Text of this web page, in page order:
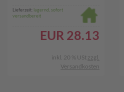
Lieferzeit: lagernd, sofort
versandbereit
EUR 28.13
inkl. 20 % USt zzgl.
Versandkosten